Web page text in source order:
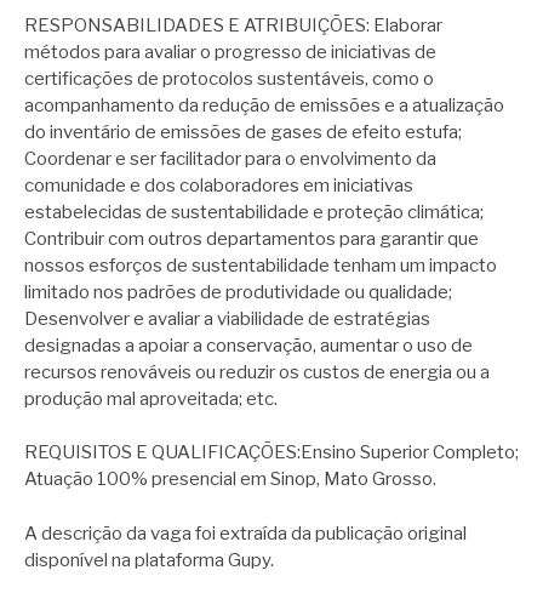
RESPONSABILIDADES E ATRIBUIÇÕES: Elaborar
métodos para avaliar o progresso de iniciativas de
certificações de protocolos sustentáveis, como o
acompanhamento da redução de emissões e a atualização
do inventário de emissões de gases de efeito estufa;
Coordenar e ser facilitador para o envolvimento da
comunidade e dos colaboradores em iniciativas
estabelecidas de sustentabilidade e proteção climática;
Contribuir com outros departamentos para garantir que
nossos esforços de sustentabilidade tenham um impacto
limitado nos padrões de produtividade ou qualidade;
Desenvolver e avaliar a viabilidade de estratégias
designadas a apoiar a conservação, aumentar o uso de
recursos renováveis ou reduzir os custos de energia ou a
produção mal aproveitada; etc.
REQUISITOS E QUALIFICAÇÕES:Ensino Superior Completo;
Atuação 100% presencial em Sinop, Mato Grosso.
A descrição da vaga foi extraída da publicação original
disponível na plataforma Gupy.